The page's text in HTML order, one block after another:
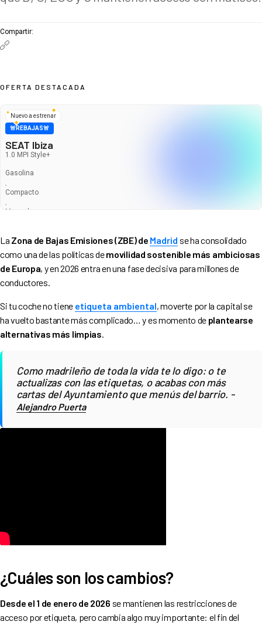
Compartir:
OFERTA DESTACADA
Nuevo a estrenar
🚨REBAJAS🚨
SEAT Ibiza
1.0 MPI Style+
Gasolina
Compacto
Manual
296€
La Zona de Bajas Emisiones (ZBE) de Madrid se ha consolidado
como una de las políticas demovilidad sostenible más ambiciosas
de Europa, y en 2026 entra en una fase decisiva para millones de
conductores.
Si tu coche no tiene etiqueta ambiental, moverte por la capital se
ha vuelto bastante más complicado… y es momento de plantearse
alternativas más limpias.
Como madrileño de toda la vida te lo digo: o te
actualizas con las etiquetas, o acabas con más
cartas del Ayuntamiento que menús del barrio. -
Alejandro Puerta
¿Cuáles son los cambios?
Desde el 1 de enero de 2026 se mantienen las restricciones de
acceso por etiqueta, pero cambia algo muy importante: el fin del